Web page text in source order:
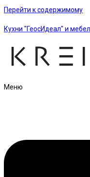
Перейти к содержимому
Кухни "ГеосИдеал" и
Меню